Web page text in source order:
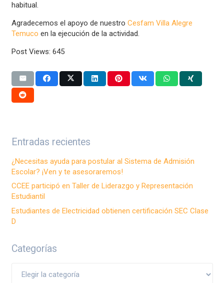
habitual.
Agradecemos el apoyo de nuestro Cesfam Villa Alegre
Temuco en la ejecución de la actividad.
Post Views: 645
Entradas recientes
¿Necesitas ayuda para postular al Sistema de Admisión
Escolar? ¡Ven y te asesoraremos!
CCEE participó en Taller de Liderazgo y Representación
Estudiantil
Estudiantes de Electricidad obtienen certificación SEC Clase
D
Categorías